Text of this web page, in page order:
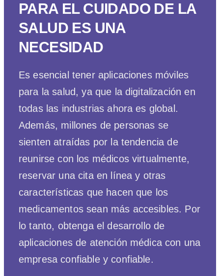
PARA EL CUIDADO DE LA
SALUD ES UNA
NECESIDAD
Es esencial tener aplicaciones móviles
para la salud, ya que la digitalización en
todas las industrias ahora es global.
Además, millones de personas se
sienten atraídas por la tendencia de
reunirse con los médicos virtualmente,
reservar una cita en línea y otras
características que hacen que los
medicamentos sean más accesibles. Por
lo tanto, obtenga el desarrollo de
aplicaciones de atención médica con una
empresa confiable y confiable.